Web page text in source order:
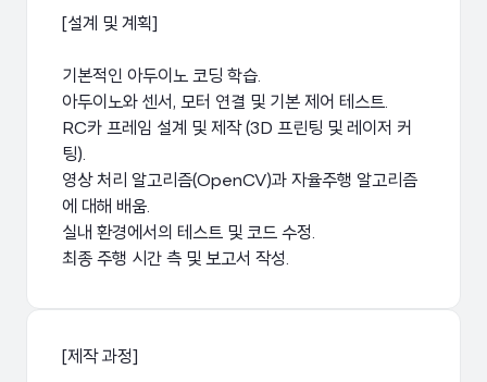
[설계 및 계획]
기본적인 아두이노 코딩 학습.
아두이노와 센서, 모터 연결 및 기본 제어 테스트.
RC카 프레임 설계 및 제작 (3D 프린팅 및 레이저 커
팅).
영상 처리 알고리즘(OpenCV)과 자율주행 알고리즘
에 대해 배움.
실내 환경에서의 테스트 및 코드 수정.
[제작 과정]